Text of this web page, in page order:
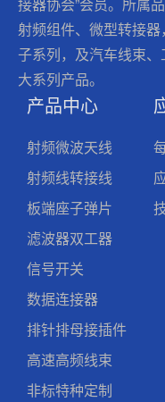
接器协会”会员。所属
射频组件、微型转接
子系列，及汽车线束
大系列产品。
产品中心
射频微波天线
射频线转接线
板端座子弹片
滤波器双工器
信号开关
数据连接器
排针排母接插件
高速高频线束
非标特种定制